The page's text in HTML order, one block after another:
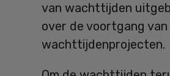
van wachttijden
over de voortgang
wachttijdenprojecten.